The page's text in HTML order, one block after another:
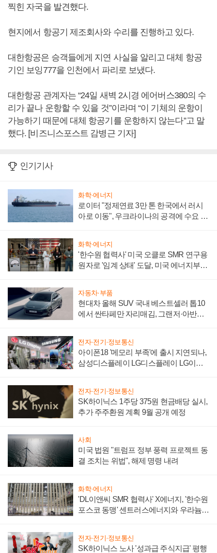
찍힌 자국을 발견했다.
현지에서 항공기 제조회사와 수리를 진행하고 있다.
대한항공은 승객들에게 지연 사실을 알리고 대체 항공
기인 보잉777을 인천에서 파리로 보냈다.
대한항공 관계자는 “24일 새벽 2시경 에어버스380의 수
리가 끝나 운항할 수 있을 것”이라며 “이 기체의 운항이
가능하기 때문에 대체 항공기를 운항하지 않는다”고 말
했다. [비즈니스포스트 감병근 기자]
인기기사
화학·에너지
로이터 "정제연료 3만 톤 한국에서 러시
아로 이동", 우크라이나의 공격에 수요 늘
화학·에너지
'한수원 협력사' 미국 오클로 SMR 연구용
원자로 '임계 상태' 도달, 미국 에너지부
자동차·부품
현대차 올해 SUV 국내 베스트셀러 톱10
에서 싼타페만 자리매김, 그랜저·아반떼
전자·전기·정보통신
아이폰18 '메모리 부족'에 출시 지연되나,
삼성디스플레이 LG디스플레이 LG이노
전자·전기·정보통신
SK하이닉스 1주당 375원 현금배당 실시,
추가 주주환원 계획 9월 공개 예정
사회
미국 법원 "트럼프 정부 풍력 프로젝트 동
결 조치는 위법", 해제 명령 내려
화학·에너지
'DL이앤씨 SMR 협력사' X에너지, '한수원
포스코 동맹' 센트러스에너지와 우라늄
전자·전기·정보통신
SK하이닉스 노사 '성과급 주식지급' 평행